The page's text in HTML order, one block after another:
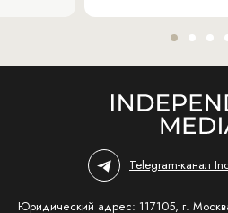
Telegram-канал
Юридический адрес: 117105, г.